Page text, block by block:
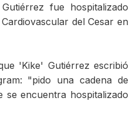
fue hospitalizado
del Cesar en
'Kike' Gutiérrez escribió
"pido una cadena de
encuentra hospitalizado